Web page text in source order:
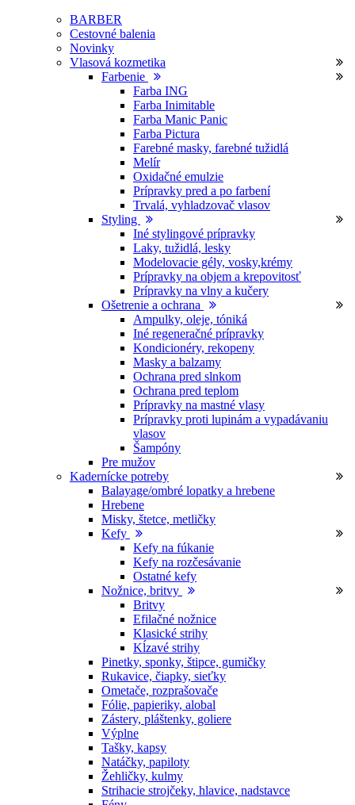
BARBER
Cestovné balenia
Novinky
Vlasová kozmetika
Farbenie
Farba ING
Farba Inimitable
Farba Manic Panic
Farba Pictura
Farebné masky, farebné tužidlá
Melír
Oxidačné emulzie
Prípravky pred a po farbení
Trvalá, vyhladzovač vlasov
Styling
Iné stylingové prípravky
Laky, tužidlá, lesky
Modelovacie gély, vosky,krémy
Prípravky na objem a krepovitosť
Prípravky na vlny a kučery
Ošetrenie a ochrana
Ampulky, oleje, tóniká
Iné regeneračné prípravky
Kondicionéry, rekopeny
Masky a balzamy
Ochrana pred slnkom
Ochrana pred teplom
Prípravky na mastné vlasy
Prípravky proti lupinám a vypadávaniu
vlasov
Šampóny
Pre mužov
Kadernícke potreby
Balayage/ombré lopatky a hrebene
Hrebene
Misky, štetce, metličky
Kefy
Kefy na fúkanie
Kefy na rozčesávanie
Ostatné kefy
Nožnice, britvy
Britvy
Efilačné nožnice
Klasické strihy
Kĺzavé strihy
Pinetky, sponky, štipce, gumičky
Rukavice, čiapky, sieťky
Ometače, rozprašovače
Fólie, papieriky, alobal
Zástery, pláštenky, goliere
Výplne
Tašky, kapsy
Natáčky, papiloty
Žehličky, kulmy
Strihacie strojčeky, hlavice, nadstavce